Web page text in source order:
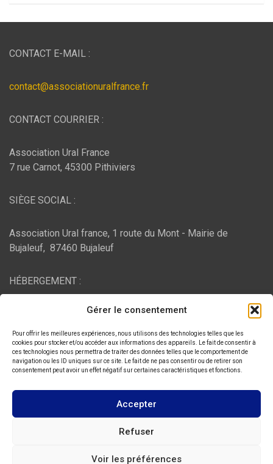
Gérer le consentement
Pour offrir les meilleures expériences, nous utilisons des technologies telles que les
cookies pour stocker et/ou accéder aux informations des appareils. Le fait de consentir à
ces technologies nous permettra de traiter des données telles que le comportement de
navigation ou les ID uniques sur ce site. Le fait de ne pas consentir ou de retirer son
consentement peut avoir un effet négatif sur certaines caractéristiques et fonctions.
Accepter
Refuser
Voir les préférences
CONTACT E-MAIL :
contact@associationuralfrance.fr
CONTACT COURRIER :
Association Ural France
7 rue Carnot, 45300 Pithiviers
SIÈGE SOCIAL :
Association Ural france, 1 route du Mont - Mairie de
Bujaleuf, 87460 Bujaleuf
HÉBERGEMENT :
, Chemin des Pardiaux, 63000 Clermont-Ferrand
Copyright © 2026ASSOCIATION URAL FRANCE
Fièrement propulsé par :